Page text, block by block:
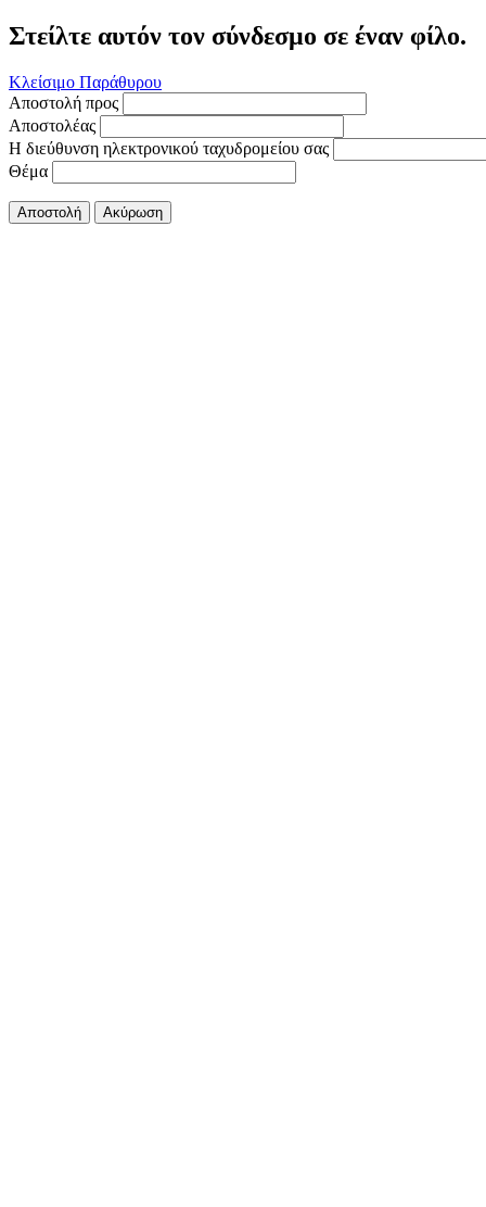
Στείλτε αυτόν τον σύνδεσμο σε έναν φίλο.
Κλείσιμο Παράθυρου
Αποστολή προς
Αποστολέας
Η διεύθυνση ηλεκτρονικού ταχυδρομείου σας
Θέμα
Αποστολή Ακύρωση